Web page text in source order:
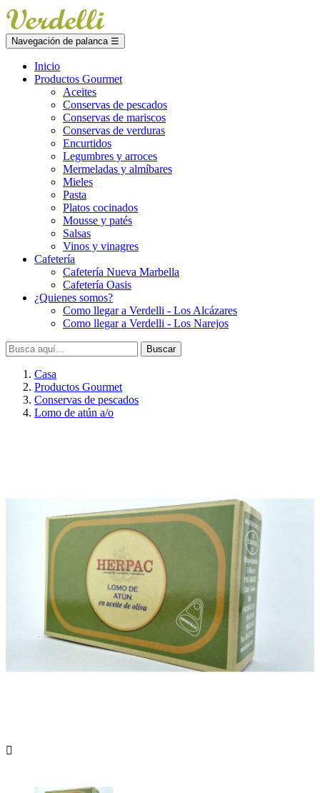
Navegación de palanca ☰
Inicio
Productos Gourmet
Aceites
Conservas de pescados
Conservas de mariscos
Conservas de verduras
Encurtidos
Legumbres y arroces
Mermeladas y almíbares
Mieles
Pasta
Platos cocinados
Mousse y patés
Salsas
Vinos y vinagres
Cafetería
Cafetería Nueva Marbella
Cafetería Oasis
¿Quienes somos?
Como llegar a Verdelli - Los Alcázares
Como llegar a Verdelli - Los Narejos
Buscar
Casa
Productos Gourmet
Conservas de pescados
Lomo de atún a/o
